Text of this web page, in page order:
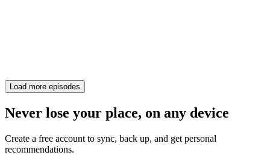
Load more episodes
Never lose your place, on any device
Create a free account to sync, back up, and get personal
recommendations.